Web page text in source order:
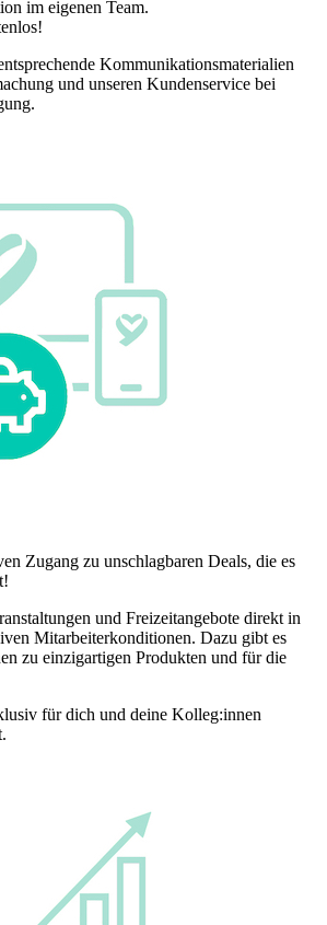
im eigenen Team.
Kommunikationsmaterialien
und unseren Kundenservice bei
Zugang zu unschlagbaren Deals, die es
und Freizeitangebote direkt in
Mitarbeiterkonditionen. Dazu gibt es
zu einzigartigen Produkten und für die
für dich und deine Kolleg:innen